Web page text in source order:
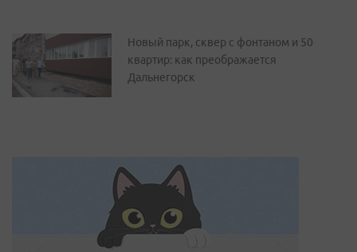
Новый парк, сквер с фонтаном и 50
квартир: как преображается
Дальнегорск